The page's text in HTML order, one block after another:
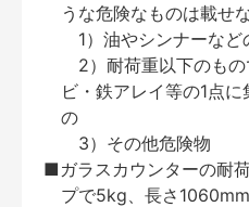
うな危険なものは載せ
1）油やシンナーなど
2）耐荷重以下のもの
ビ・鉄アレイ等の1点
の
3）その他危険物
■ガラスカウンターの耐
プで5kg、長さ